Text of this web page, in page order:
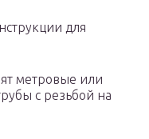
для
метровые или
с резьбой на